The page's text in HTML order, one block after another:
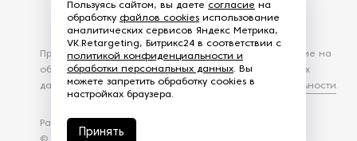
Разработка сайта —
Продолжая использовать наш сайт, вы даете согласие на
обработку файлов Cookies и других пользовательских
данных, в соответствии сПолитикой конфиденциальности.
Пользуясь сайтом, вы даете согласие на
обработку файлов cookies использование
аналитических сервисов Яндекс Метрика,
VK.Retargeting, Битрикс24 в соответствии с
политикой конфиденциальности и
обработки персональных данных. Вы
можете запретить обработку cookies в
настройках браузера.
Принять